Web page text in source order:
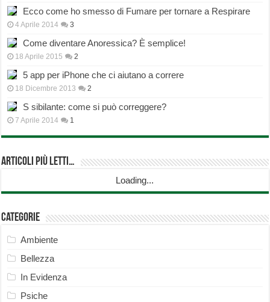
Ecco come ho smesso di Fumare per tornare a Respirare
4 Aprile 2014 3
Come diventare Anoressica? È semplice!
18 Aprile 2015 2
5 app per iPhone che ci aiutano a correre
18 Dicembre 2013 2
S sibilante: come si può correggere?
7 Aprile 2014 1
Articoli più Letti…
Loading...
Categorie
Ambiente
Bellezza
In Evidenza
Psiche